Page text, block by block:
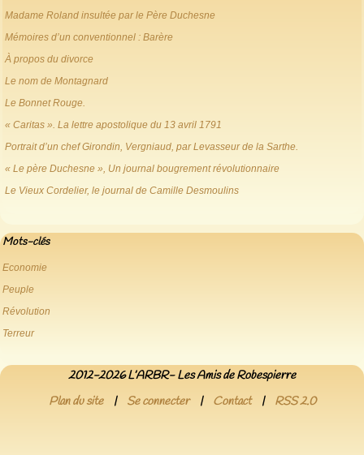
Madame Roland insultée par le Père Duchesne
Mémoires d’un conventionnel : Barère
À propos du divorce
Le nom de Montagnard
Le Bonnet Rouge.
« Caritas ». La lettre apostolique du 13 avril 1791
Portrait d’un chef Girondin, Vergniaud, par Levasseur de la Sarthe.
« Le père Duchesne », Un journal bougrement révolutionnaire
Le Vieux Cordelier, le journal de Camille Desmoulins
Mots-clés
Economie
Peuple
Révolution
Terreur
2012-2026 L’ARBR- Les Amis de Robespierre
Plan du site
| Se connecter | Contact | RSS 2.0